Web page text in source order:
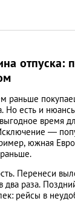
отпуска:
раньше
Но есть и
время
—
южная
Перенеси
раза.
рейсы в